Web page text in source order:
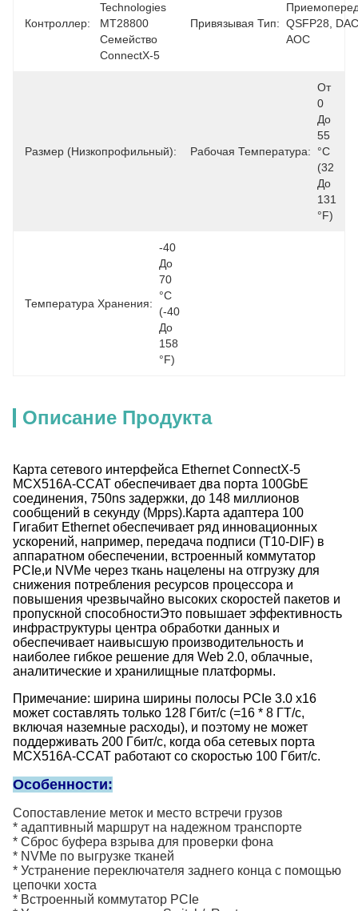
Контроллер:
Technologies
MT28800
Семейство
ConnectX-5
Привязывая Тип: QSFP28,
AOC
Размер (низкопрофильный):
(68.90
Рабочая Температура:
От
0
До
55
°C
(32
До
131
°F)
Температура Хранения:
-40
До
70
°C
(-40
До
158
°F)
Описание Продукта
Карта сетевого интерфейса Ethernet ConnectX-5
MCX516A-CCAT обеспечивает два порта 100GbE
соединения, 750ns задержки, до 148 миллионов
сообщений в секунду (Mpps).Карта адаптера 100
Гигабит Ethernet обеспечивает ряд инновационных
ускорений, например, передача подписи (T10-DIF) в
аппаратном обеспечении, встроенный коммутатор
PCIe,и NVMe через ткань нацелены на отгрузку для
снижения потребления ресурсов процессора и
повышения чрезвычайно высоких скоростей пакетов и
пропускной способностиЭто повышает эффективность
инфраструктуры центра обработки данных и
обеспечивает наивысшую производительность и
наиболее гибкое решение для Web 2.0, облачные,
аналитические и хранилищные платформы.
Примечание: ширина ширины полосы PCIe 3.0 x16
может составлять только 128 Гбит/с (=16 * 8 ГТ/с,
включая наземные расходы), и поэтому не может
поддерживать 200 Гбит/с, когда оба сетевых порта
MCX516A-CCAT работают со скоростью 100 Гбит/с.
Особенности:
Сопоставление меток и место встречи грузов
* адаптивный маршрут на надежном транспорте
* Сброс буфера взрыва для проверки фона
* NVMe по выгрузке тканей
* Устранение переключателя заднего конца с помощью
цепочки хоста
* Встроенный коммутатор PCIe